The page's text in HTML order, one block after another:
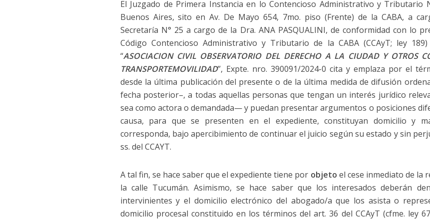
El Juzgado de Primera Instancia en lo Contencioso Administrativo y Tributario
Buenos Aires, sito en Av. De Mayo 654, 7mo. piso (Frente) de la CABA, a
Secretaría N° 25 a cargo de la Dra. ANA PASQUALINI, de conformidad con lo
Código Contencioso Administrativo y Tributario de la CABA (CCAyT; ley
“ASOCIACION CIVIL OBSERVATORIO DEL DERECHO A LA CIUDAD Y OTROS
TRANSPORTEMOVILIDAD”, Expte. nro. 390091/2024-0 cita y emplaza por el
desde la última publicación del presente o de la última medida de difusión
fecha posterior–, a todas aquellas personas que tengan un interés jurídico
sea como actora o demandada— y puedan presentar argumentos o posiciones
causa, para que se presenten en el expediente, constituyan domicilio y
corresponda, bajo apercibimiento de continuar el juicio según su estado y sin
ss. del CCAYT.
A tal fin, se hace saber que el expediente tiene por objeto el cese inmediato de la
la calle Tucumán. Asimismo, se hace saber que los interesados deberán
intervinientes y el domicilio electrónico del abogado/a que los asista o
domicilio procesal constituido en los términos del art. 36 del CCAyT (cfme. ley